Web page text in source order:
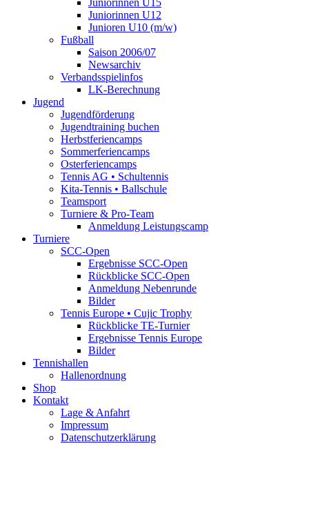
Juniorinnen U12
Junioren U10 (m/w)
Fußball
Saison 2006/07
Newsarchiv
Verbandsspielinfos
LK-Berechnung
Jugend
Jugendförderung
Jugendtraining buchen
Herbstferiencamps
Sommerferiencamps
Osterferiencamps
Tennis AG • Schultennis
Kita-Tennis • Ballschule
Teamsport
Turniere & Pro-Team
Anmeldung Leistungscamp
Turniere
SCC-Open
Ergebnisse SCC-Open
Rückblicke SCC-Open
Anmeldung Nebenrunde
Bilder
Tennis Europe • Cujic Trophy
Rückblicke TE-Turnier
Ergebnisse Tennis Europe
Bilder
Tennishallen
Hallenordnung
Shop
Kontakt
Lage & Anfahrt
Impressum
Datenschutzerklärung